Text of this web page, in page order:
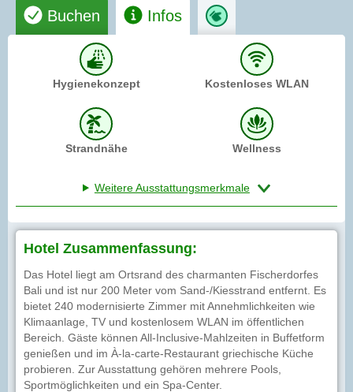
Buchen Infos
Hygienekonzept Kostenloses WLAN
Strandnähe Wellness
Weitere Ausstattungsmerkmale
Hotel Zusammenfassung:
Das Hotel liegt am Ortsrand des charmanten Fischerdorfes
Bali und ist nur 200 Meter vom Sand-/Kiesstrand entfernt. Es
bietet 240 modernisierte Zimmer mit Annehmlichkeiten wie
Klimaanlage, TV und kostenlosem WLAN im öffentlichen
Bereich. Gäste können All-Inclusive-Mahlzeiten in Buffetform
genießen und im À-la-carte-Restaurant griechische Küche
probieren. Zur Ausstattung gehören mehrere Pools,
Sportmöglichkeiten und ein Spa-Center.